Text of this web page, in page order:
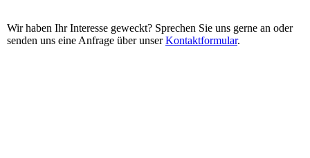
Wir haben Ihr Interesse geweckt? Sprechen Sie uns gerne an oder
senden uns eine Anfrage über unserKontaktformular.